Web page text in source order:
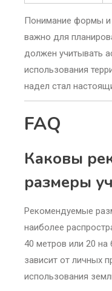
Понимание формы и
важно для
должен учитывать
использования
надел стал
FAQ
Каковы
размеры
Рекомендуемые
наиболее
40 метров или 20
зависит от личных
использования